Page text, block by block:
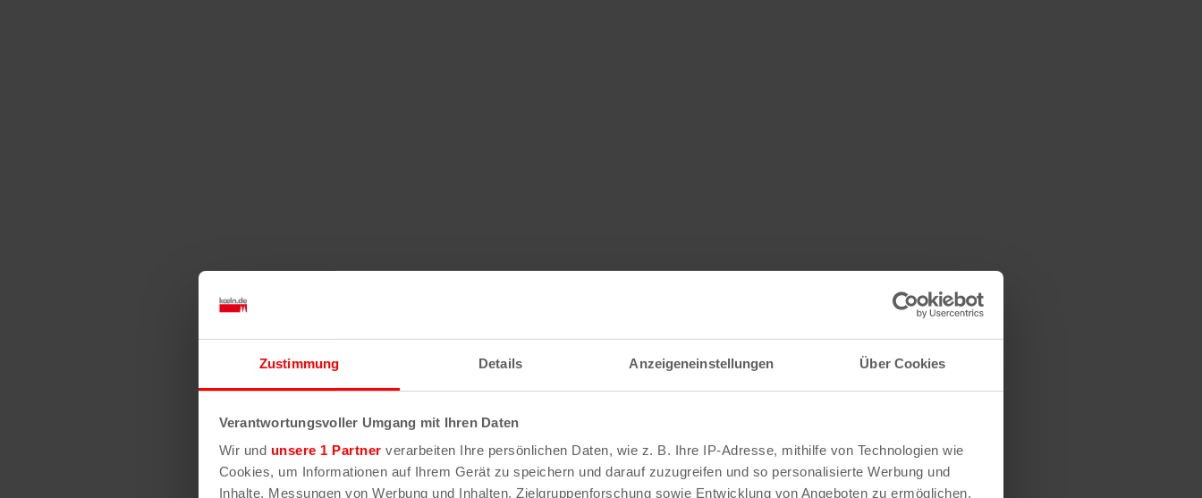
Zustimmung Details Anzeigeneinstellungen Über Cookies
Verantwortungsvoller Umgang mit Ihren Daten
Wir und unsere 1 Partner verarbeiten Ihre persönlichen Daten, wie z. B. Ihre IP-Adresse, mithilfe von Technologien wie
Cookies, um Informationen auf Ihrem Gerät zu speichern und darauf zuzugreifen und so personalisierte Werbung und
Inhalte, Messungen von Werbung und Inhalten, Zielgruppenforschung sowie Entwicklung von Angeboten zu ermöglichen.